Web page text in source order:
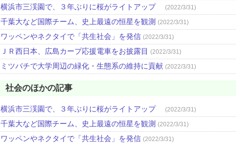
横浜市三渓園で、３年ぶりに桜がライトアップ (2022/3/31)
千葉大など国際チーム、史上最遠の恒星を観測 (2022/3/31)
ワッペンやネクタイで「共生社会」を発信 (2022/3/31)
ＪＲ西日本、広島カープ応援電車をお披露目 (2022/3/31)
ミツバチで大学周辺の緑化・生態系の維持に貢献 (2022/3/31)
社会のほかの記事
横浜市三渓園で、３年ぶりに桜がライトアップ (2022/3/31)
千葉大など国際チーム、史上最遠の恒星を観測 (2022/3/31)
ワッペンやネクタイで「共生社会」を発信 (2022/3/31)